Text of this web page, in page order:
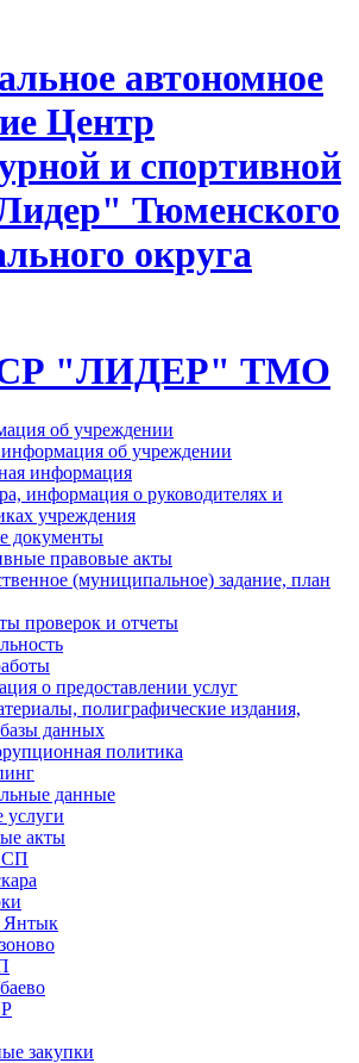
автономное
Центр
и спортивной
Тюменского
округа
"ЛИДЕР" ТМО
об учреждении
информация об учреждении
информация
информация о руководителях и
учреждения
документы
правовые акты
(муниципальное) задание, план
проверок и отчеты
о предоставлении услуг
полиграфические издания,
данных
политика
данные
услуги
акты
СП
Янтык
закупки